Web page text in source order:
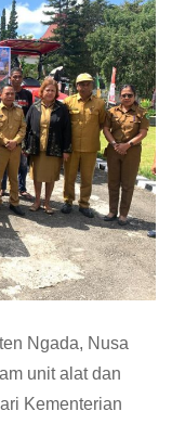
Ngada, Nusa
unit alat dan
Kementerian